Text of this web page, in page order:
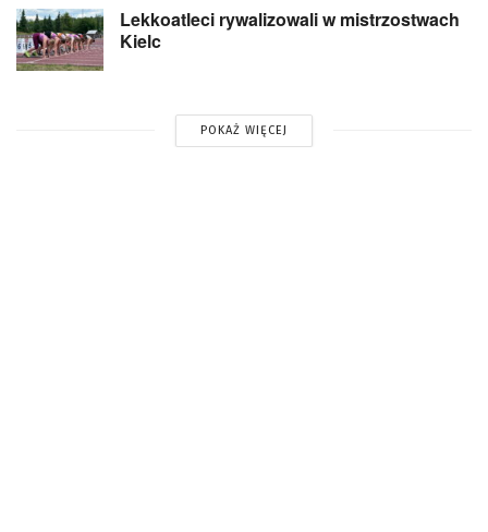
Lekkoatleci rywalizowali w mistrzostwach
Kielc
POKAŻ WIĘCEJ